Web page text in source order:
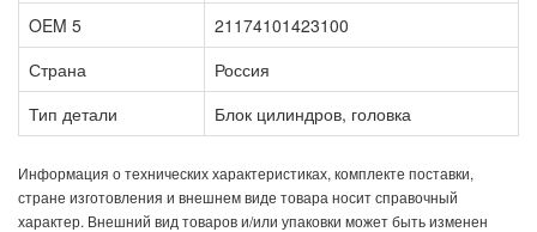
OEM 5
21174101423100
Страна
Россия
Тип детали
Блок цилиндров, головка
Информация о технических характеристиках, комплекте поставки,
стране изготовления и внешнем виде товара носит справочный
характер. Внешний вид товаров и/или упаковки может быть изменен